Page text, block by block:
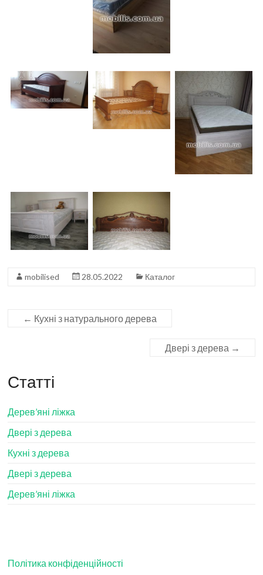
mobilised 28.05.2022 Каталог
← Кухні з натурального дерева
Двері з дерева →
Статті
Дерев’яні ліжка
Двері з дерева
Кухні з дерева
Двері з дерева
Дерев’яні ліжка
Політика конфіденційності